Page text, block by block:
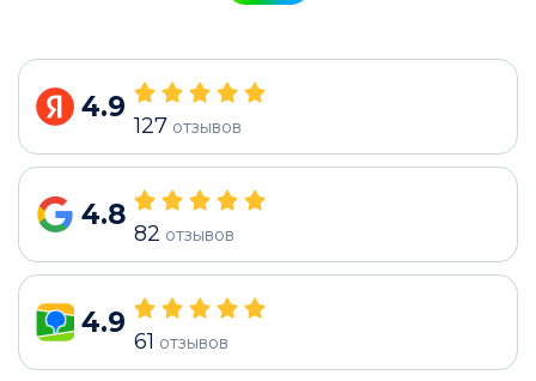
4.9
127 отзывов
4.8
82 отзывов
4.9
61 отзывов